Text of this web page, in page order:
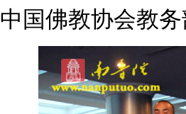
中国佛教协会教